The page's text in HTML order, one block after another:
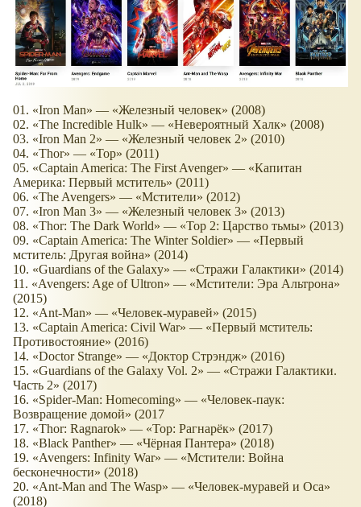
01. «Iron Man» — «Железный человек» (2008)
02. «The Incredible Hulk» — «Невероятный Халк» (2008)
03. «Iron Man 2» — «Железный человек 2» (2010)
04. «Thor» — «Тор» (2011)
05. «Captain America: The First Avenger» — «Капитан
Америка: Первый мститель» (2011)
06. «The Avengers» — «Мстители» (2012)
07. «Iron Man 3» — «Железный человек 3» (2013)
08. «Thor: The Dark World» — «Тор 2: Царство тьмы» (2013)
09. «Captain America: The Winter Soldier» — «Первый
мститель: Другая война» (2014)
10. «Guardians of the Galaxy» — «Стражи Галактики» (2014)
11. «Avengers: Age of Ultron» — «Мстители: Эра Альтрона»
(2015)
12. «Ant-Man» — «Человек-муравей» (2015)
13. «Captain America: Civil War» — «Первый мститель:
Противостояние» (2016)
14. «Doctor Strange» — «Доктор Стрэндж» (2016)
15. «Guardians of the Galaxy Vol. 2» — «Стражи Галактики.
Часть 2» (2017)
16. «Spider-Man: Homecoming» — «Человек-паук:
Возвращение домой» (2017
17. «Thor: Ragnarok» — «Тор: Рагнарёк» (2017)
18. «Black Panther» — «Чёрная Пантера» (2018)
19. «Avengers: Infinity War» — «Мстители: Война
бесконечности» (2018)
20. «Ant-Man and The Wasp» — «Человек-муравей и Оса»
(2018)